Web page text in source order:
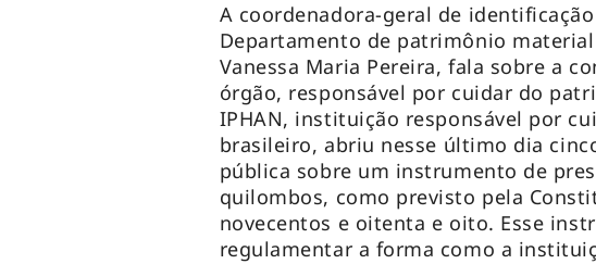
A coordenadora-geral de
Departamento de patrimônio
Vanessa Maria Pereira, fala sobre a
órgão, responsável por cuidar do
IPHAN, instituição responsável por
brasileiro, abriu nesse último dia
pública sobre um instrumento de
quilombos, como previsto pela
novecentos e oitenta e oito. Esse
regulamentar a forma como a